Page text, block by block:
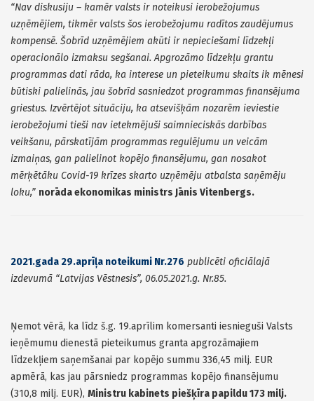
“Nav diskusiju – kamēr valsts ir noteikusi ierobežojumus
uzņēmējiem, tikmēr valsts šos ierobežojumu radītos zaudējumus
kompensē. Šobrīd uzņēmējiem akūti ir nepieciešami līdzekļi
operacionālo izmaksu segšanai. Apgrozāmo līdzekļu grantu
programmas dati rāda, ka interese un pieteikumu skaits ik mēnesi
būtiski palielinās, jau šobrīd sasniedzot programmas finansējuma
griestus. Izvērtējot situāciju, ka atsevišķām nozarēm ieviestie
ierobežojumi tieši nav ietekmējuši saimnieciskās darbības
veikšanu, pārskatījām programmas regulējumu un veicām
izmaiņas, gan palielinot kopējo finansējumu, gan nosakot
mērķētāku Covid-19 krīzes skarto uzņēmēju atbalsta saņēmēju
loku,” norāda ekonomikas ministrs Jānis Vitenbergs.
2021.gada 29.aprīļa noteikumi Nr.276 publicēti oficiālajā
izdevumā “Latvijas Vēstnesis”, 06.05.2021.g. Nr.85.
Ņemot vērā, ka līdz š.g. 19.aprīlim komersanti iesnieguši Valsts
ieņēmumu dienestā pieteikumus granta apgrozāmajiem
līdzekļiem saņemšanai par kopējo summu 336,45 milj. EUR
apmērā, kas jau pārsniedz programmas kopējo finansējumu
(310,8 milj. EUR), Ministru kabinets piešķīra papildu 173 milj.